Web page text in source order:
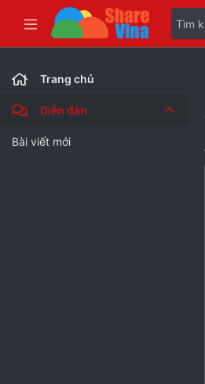
Trang chủ
Diễn đàn
Bài viết mới